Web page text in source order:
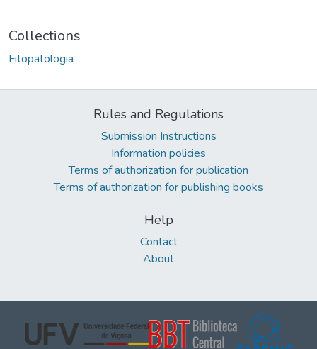
Collections
Fitopatologia
Rules and Regulations
Submission Instructions
Information policies
Terms of authorization for publication
Terms of authorization for publishing books
Help
Contact
About